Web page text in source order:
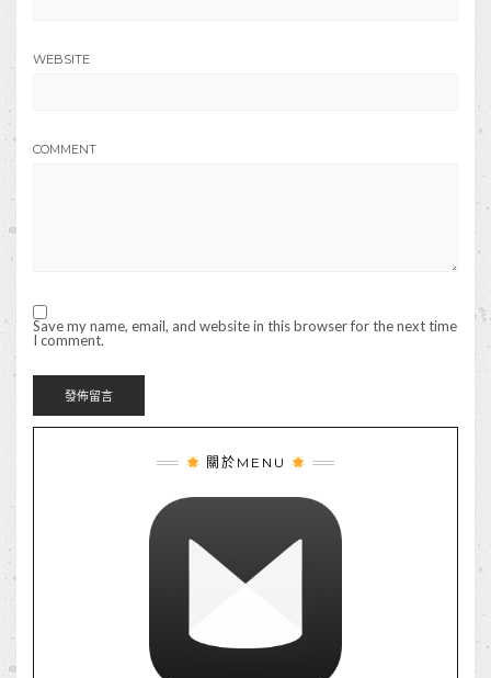
WEBSITE
COMMENT
Save my name, email, and website in this browser for the next time
I comment.
關於MENU